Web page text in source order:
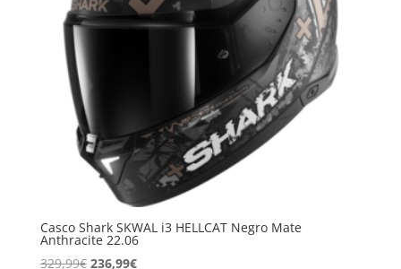
Casco Shark SKWAL i3 HELLCAT Negro Mate
Anthracite 22.06
329,99€ El
236,99€El